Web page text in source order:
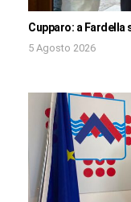
Cupparo: a
5 Agosto 2026